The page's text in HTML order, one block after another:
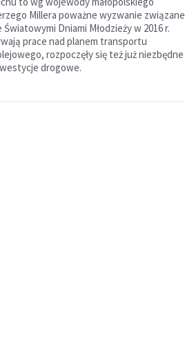
Millera poważne wyzwanie związane
Światowymi Dniami Młodzieży w 2016 r.
prace nad planem transportu
rozpoczęły się też już niezbędne
drogowe.